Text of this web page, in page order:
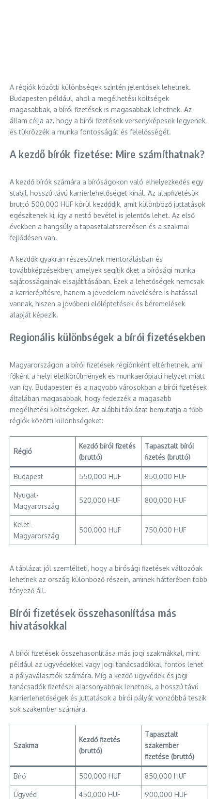
A régiók közötti különbségek szintén jelentősek lehetnek.
Budapesten például, ahol a megélhetési költségek
magasabbak, a bírói fizetések is magasabbak lehetnek. Az
állam célja az, hogy a bírói fizetések versenyképesek legyenek,
és tükrözzék a munka fontosságát és felelősségét.
A kezdő bírók fizetése: Mire számíthatnak?
A kezdő bírók számára a bíróságokon való elhelyezkedés egy
stabil, hosszú távú karrierlehetőséget kínál. Az alapfizetésük
bruttó 500,000 HUF körül kezdődik, amit különböző juttatások
egészítenek ki, így a nettó bevétel is jelentős lehet. Az első
években a hangsúly a tapasztalatszerzésen és a szakmai
fejlődésen van.
A kezdők gyakran részesülnek mentorálásban és
továbbképzésekben, amelyek segítik őket a bírósági munka
sajátosságainak elsajátításában. Ezek a lehetőségek nemcsak
a karrierépítésre, hanem a jövedelem növelésére is hatással
vannak, hiszen a jövőbeni előléptetések és béremelések
alapját képezik.
Regionális különbségek a bírói fizetésekben
Magyarországon a bírói fizetések régiónként eltérhetnek, ami
főként a helyi életkörülmények és munkaerőpiaci helyzet miatt
van így. Budapesten és a nagyobb városokban a bírói fizetések
általában magasabbak, hogy fedezzék a magasabb
megélhetési költségeket. Az alábbi táblázat bemutatja a főbb
régiók közötti különbségeket:
Régió
Kezdő bírói fizetés
(bruttó)
Tapasztalt bírói
fizetés (bruttó)
Budapest 550,000 HUF 850,000 HUF
Nyugat-
Magyarország
520,000 HUF 800,000 HUF
Kelet-
Magyarország
500,000 HUF 750,000 HUF
A táblázat jól szemlélteti, hogy a bírósági fizetések változóak
lehetnek az ország különböző részein, aminek hátterében több
tényező áll.
Bírói fizetések összehasonlítása más
hivatásokkal
A bírói fizetések összehasonlítása más jogi szakmákkal, mint
például az ügyvédekkel vagy jogi tanácsadókkal, fontos lehet
a pályaválasztók számára. Míg a kezdő ügyvédek és jogi
tanácsadók fizetései alacsonyabbak lehetnek, a hosszú távú
karrierlehetőségek és juttatások a bírói pályát vonzóbbá teszik
sok szakember számára.
Szakma
Kezdő fizetés
(bruttó)
Tapasztalt
szakember
fizetése (bruttó)
Bíró 500,000 HUF 850,000 HUF
Ügyvéd 450,000 HUF 900,000 HUF